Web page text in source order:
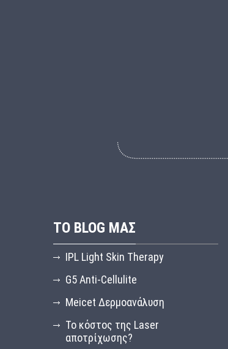
ΤΟ BLOG ΜΑΣ
IPL Light Skin Therapy
G5 Anti-Cellulite
Meicet Δερμοανάλυση
Το κόστος της Laser
αποτρίχωσης?